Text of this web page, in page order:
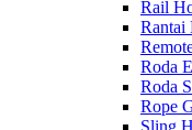
Rail
Rantai
Roda
Roda
Rope